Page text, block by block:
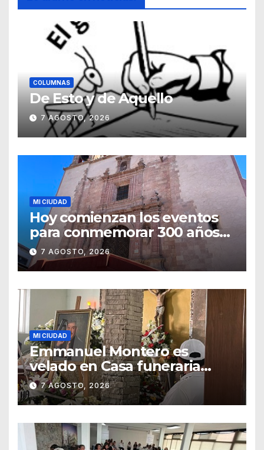
COLUMNAS
De Esto y de Aquello
7 AGOSTO, 2026
MI CIUDAD
Hoy comienzan los eventos
para conmemorar 300 años
del templo de San Roque
7 AGOSTO, 2026
MI CIUDAD
Emmanuel Montero es
velado en Casa funeraria
Forasté
7 AGOSTO, 2026